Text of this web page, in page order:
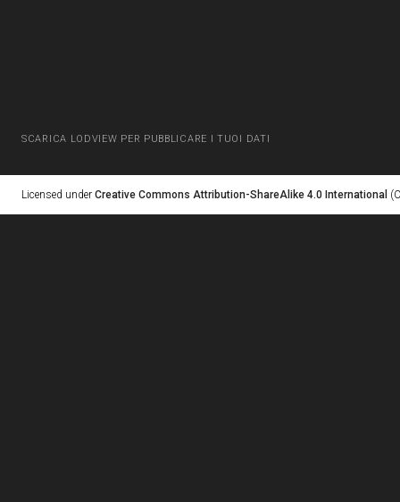
SCARICA LODVIEW PER PUBBLICARE I TUOI DATI
Licensed under Creative Commons Attribution-ShareAlike 4.0 International